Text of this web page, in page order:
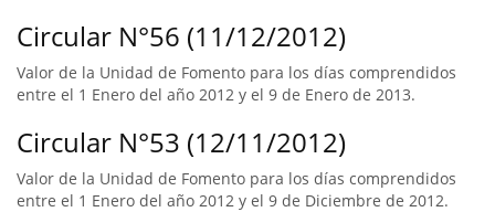
Circular N°56 (11/12/2012)
Valor de la Unidad de Fomento para los días comprendidos
entre el 1 Enero del año 2012 y el 9 de Enero de 2013.
Circular N°53 (12/11/2012)
Valor de la Unidad de Fomento para los días comprendidos
entre el 1 Enero del año 2012 y el 9 de Diciembre de 2012.